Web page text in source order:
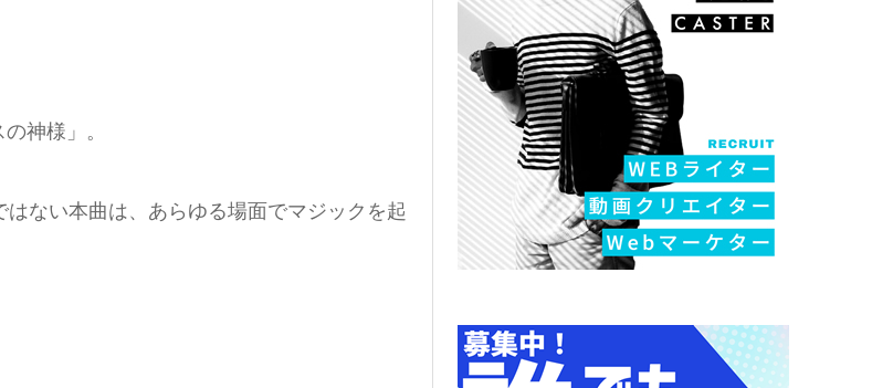
神様」。
ない本曲は、あらゆる場面でマジックを起